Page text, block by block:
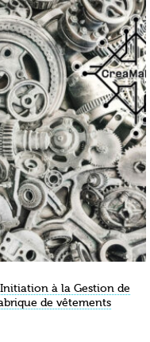
à la Gestion de
de vêtements